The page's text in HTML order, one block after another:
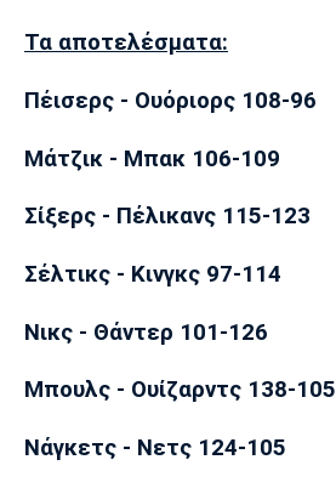
Παρασκήνιο
Μάντσεστερ
Γιουνάιτεντ
Τσέλσι
Λίβερπουλ
Τα αποτελέσματα:
Πέισερς - Ουόριορς 108-96
Μάτζικ - Μπακ 106-109
Σίξερς - Πέλικανς 115-123
Σέλτικς - Κινγκς 97-114
Νικς - Θάντερ 101-126
Μπουλς - Ουίζαρντς 138-105
Νάγκετς - Νετς 124-105